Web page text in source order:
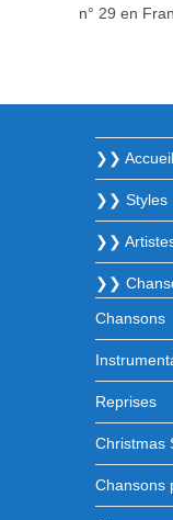
n° 29 en
❯❯
❯❯ Styles
❯❯
❯❯
Chansons
Reprises
Christmas
Chansons